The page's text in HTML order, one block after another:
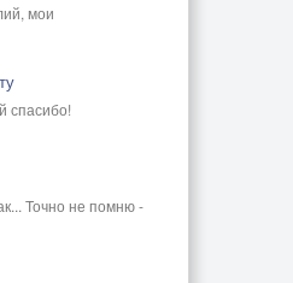
мои
спасибо!
Точно не помню -